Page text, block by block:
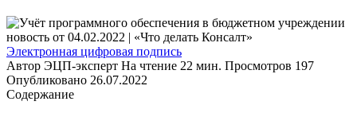
Электронная цифровая подпись
Автор ЭЦП-эксперт На чтение 22 мин. Просмотров 197
Опубликовано 26.07.2022
Содержание